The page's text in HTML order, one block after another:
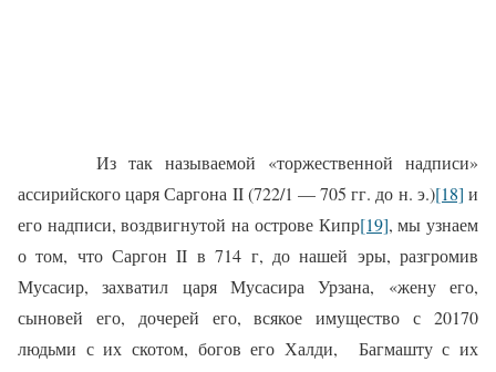
Из так называемой «торжественной надписи»
ассирийского царя Саргона II (722/1 — 705 гг. до н. э.)[18] и
его надписи, воздвигнутой на острове Кипр[19], мы узнаем
о том, что Саргон II в 714 г, до нашей эры, разгромив
Мусасир, захватил царя Мусасира Урзана, «жену его,
сыновей его, дочерей его, всякое имущество с 20170
людьми с их скотом, богов его Халди,
Багмашту с их